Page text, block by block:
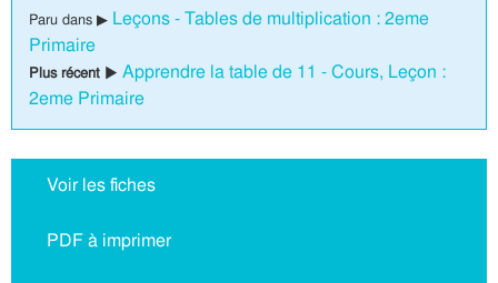
Paru dans ▶ Leçons - Tables de multiplication : 2eme
Primaire
Plus récent ▶ Apprendre la table de 11 - Cours, Leçon :
2eme Primaire
Voir les fiches
PDF à imprimer